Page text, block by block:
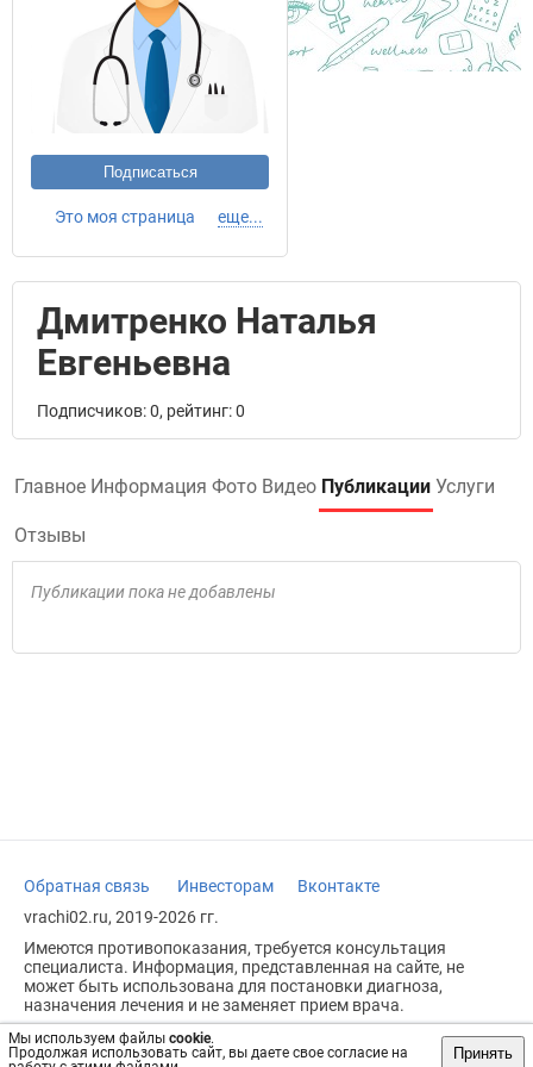
Мы используем файлы cookie.
Продолжая использовать сайт, вы даете свое согласие на
Принять
Подписаться
Это моя страница еще...
Дмитренко Наталья
Евгеньевна
Подписчиков: 0, рейтинг: 0
Главное Информация Фото Видео Публикации Услуги
Отзывы
Публикации пока не добавлены
Обратная связь Инвесторам
Вконтакте
vrachi02.ru, 2019-2026 гг.
Имеются противопоказания, требуется консультация
специалиста. Информация, представленная на сайте, не
может быть использована для постановки диагноза,
назначения лечения и не заменяет прием врача.
Возрастное ограничение: 18+